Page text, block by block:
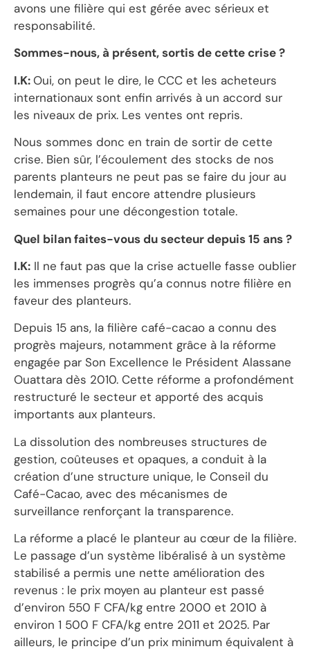
avons une filière qui est gérée avec sérieux et
responsabilité.
Sommes-nous, à présent, sortis de cette crise ?
I.K:Oui, on peut le dire, le CCC et les acheteurs
internationaux sont enfin arrivés à un accord sur
les niveaux de prix. Les ventes ont repris.
Nous sommes donc en train de sortir de cette
crise. Bien sûr, l’écoulement des stocks de nos
parents planteurs ne peut pas se faire du jour au
lendemain, il faut encore attendre plusieurs
semaines pour une décongestion totale.
Quel bilan faites-vous du secteur depuis 15 ans ?
I.K: Il ne faut pas que la crise actuelle fasse oublier
les immenses progrès qu’a connus notre filière en
faveur des planteurs.
Depuis 15 ans, la filière café-cacao a connu des
progrès majeurs, notamment grâce à la réforme
engagée par Son Excellence le Président Alassane
Ouattara dès 2010. Cette réforme a profondément
restructuré le secteur et apporté des acquis
importants aux planteurs.
La dissolution des nombreuses structures de
gestion, coûteuses et opaques, a conduit à la
création d’une structure unique, le Conseil du
Café-Cacao, avec des mécanismes de
surveillance renforçant la transparence.
La réforme a placé le planteur au cœur de la filière.
Le passage d’un système libéralisé à un système
stabilisé a permis une nette amélioration des
revenus : le prix moyen au planteur est passé
d’environ 550 F CFA/kg entre 2000 et 2010 à
environ 1 500 F CFA/kg entre 2011 et 2025. Par
ailleurs, le principe d’un prix minimum équivalent à